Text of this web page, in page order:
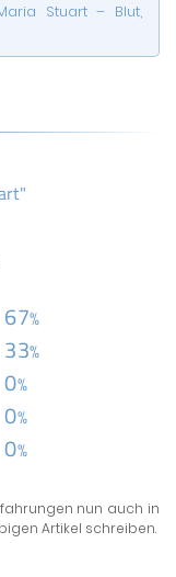
Stuart – Blut,
67%
33%
0%
0%
0%
nun auch in
Artikel schreiben.